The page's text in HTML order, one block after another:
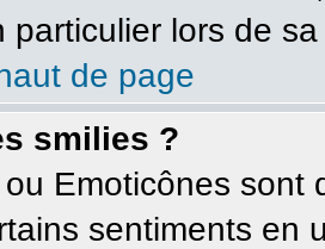
particulier lors de
de page
smilies ?
Emoticônes
sentiments en